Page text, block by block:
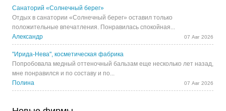
Санаторий «Солнечный берег»
Отдых в санатории «Солнечный берег» оставил только
положительные впечатления. Понравилась спокойная...
Александр
07 Авг 2026
"Ирида-Нева", косметическая фабрика
Попробовала медный оттеночный бальзам еще несколько лет назад,
мне понравился и по составу и по...
Полина
07 Авг 2026